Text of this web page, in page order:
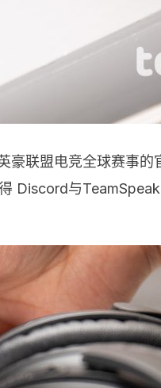
联盟电竞全球赛事的
Discord与